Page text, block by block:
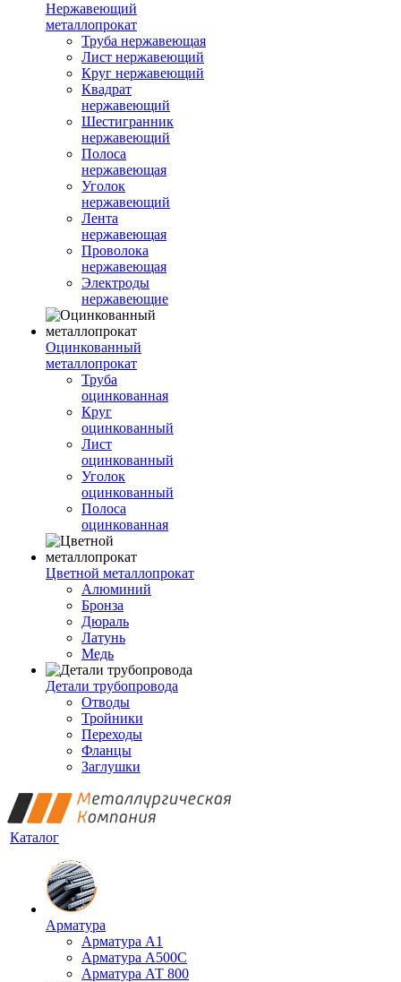
Нержавеющий
металлопрокат
Труба нержавеющая
Лист нержавеющий
Круг нержавеющий
Квадрат
нержавеющий
Шестигранник
нержавеющий
Полоса
нержавеющая
Уголок
нержавеющий
Лента
нержавеющая
Проволока
нержавеющая
Электроды
нержавеющие
Оцинкованный
металлопрокат
Труба
оцинкованная
Круг
оцинкованный
Лист
оцинкованный
Уголок
оцинкованный
Полоса
оцинкованная
Цветной металлопрокат
Алюминий
Бронза
Дюраль
Латунь
Медь
Детали трубопровода
Отводы
Тройники
Переходы
Фланцы
Заглушки
Каталог
Арматура
Арматура А1
Арматура А500С
Арматура АТ 800